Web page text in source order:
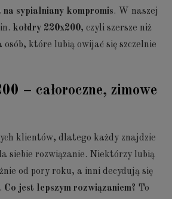
na sypialniany kompromis. W naszej
kołdry 220x200, czyli szersze niż
osób, które lubią owijać się szczelnie
– całoroczne, zimowe
klientów, dlatego każdy znajdzie
siebie rozwiązanie. Niektórzy lubią
od pory roku, a inni decydują się
Co jest lepszym rozwiązaniem? To